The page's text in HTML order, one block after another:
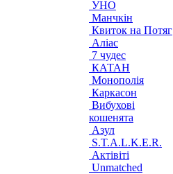
УНО
Манчкін
Квиток на Потяг
Аліас
7 чудес
КАТАН
Монополія
Каркасон
Вибухові
кошенята
Азул
S.T.A.L.K.E.R.
Актівіті
Unmatched